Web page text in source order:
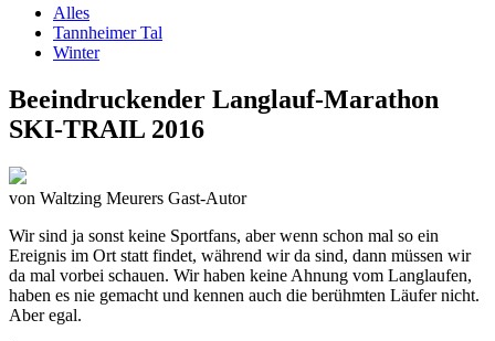
Alles
Tannheimer Tal
Winter
Beeindruckender Langlauf-Marathon
SKI-TRAIL 2016
von Waltzing Meurers Gast-Autor
Wir sind ja sonst keine Sportfans, aber wenn schon mal so ein
Ereignis im Ort statt findet, während wir da sind, dann müssen wir
da mal vorbei schauen. Wir haben keine Ahnung vom Langlaufen,
haben es nie gemacht und kennen auch die berühmten Läufer nicht.
Aber egal.